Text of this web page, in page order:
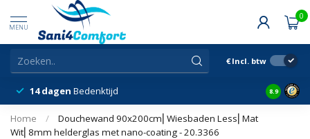
MENU
0
€ Incl. btw
14 dagen Bedenktijd Snelle
8.9
Home /
Douchewand 90x200cm⎢Wiesbaden Less⎢Mat
Wit⎢8mm helderglas met nano-coating - 20.3366